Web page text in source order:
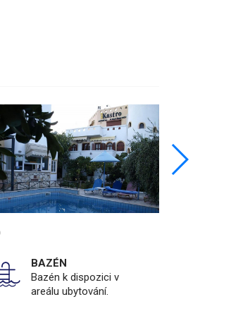
BAZÉN
Bazén k dispozici v
areálu ubytování.